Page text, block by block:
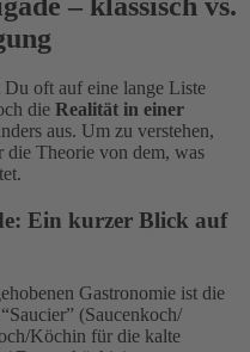
oft auf eine lange Liste
die Realität in einer
aus. Um zu verstehen,
Theorie von dem, was
Ein kurzer Blick auf
Gastronomie ist die
(Saucenkoch/
Köchin für die kalte